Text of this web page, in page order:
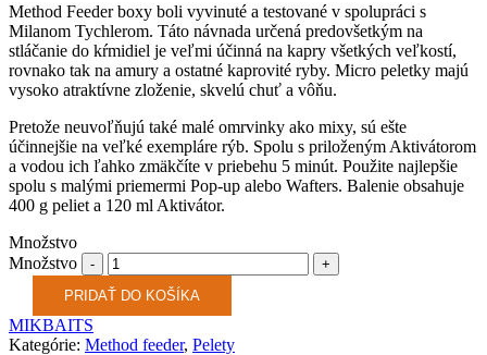
Method Feeder boxy boli vyvinuté a testované v spolupráci s
Milanom Tychlerom. Táto návnada určená predovšetkým na
stláčanie do kŕmidiel je veľmi účinná na kapry všetkých veľkostí,
rovnako tak na amury a ostatné kaprovité ryby. Micro peletky majú
vysoko atraktívne zloženie, skvelú chuť a vôňu.
Pretože neuvoľňujú také malé omrvinky ako mixy, sú ešte
účinnejšie na veľké exempláre rýb. Spolu s priloženým Aktivátorom
a vodou ich ľahko zmäkčíte v priebehu 5 minút. Použite najlepšie
spolu s malými priemermi Pop-up alebo Wafters. Balenie obsahuje
400 g peliet a 120 ml Aktivátor.
Množstvo
Množstvo
PRIDAŤ DO KOŠÍKA
MIKBAITS
Kategórie: Method feeder, Pelety